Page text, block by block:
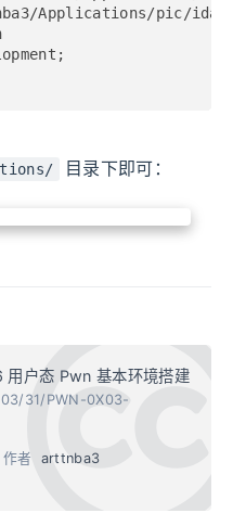
Applications/pic/
目录下即可：
户态 Pwn 基本环境搭建
31/PWN-0X03-
作者 arttnba3